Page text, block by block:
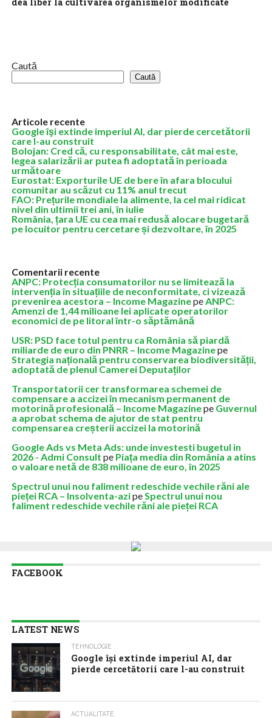
dea liber la cultivarea organismelor modificate
Caută
Caută
Articole recente
Google îşi extinde imperiul AI, dar pierde cercetătorii
care l-au construit
Bolojan: Cred că, cu responsabilitate, cât mai este,
legea salarizării ar putea fi adoptată în perioada
următoare
Eurostat: Exporturile UE de bere în afara blocului
comunitar au scăzut cu 11% anul trecut
FAO: Prețurile mondiale la alimente, la cel mai ridicat
nivel din ultimii trei ani, în iulie
România, țara UE cu cea mai redusă alocare bugetară
pe locuitor pentru cercetare și dezvoltare, în 2025
Comentarii recente
ANPC: Protecția consumatorilor nu se limitează la
intervenția în situațiile de neconformitate, ci vizează
prevenirea acestora – Income MagazinepeANPC:
Amenzi de 1,44 milioane lei aplicate operatorilor
economici de pe litoral într-o săptămână
USR: PSD face totul pentru ca România să piardă
miliarde de euro din PNRR – Income Magazinepe
Strategia națională pentru conservarea biodiversității,
adoptată de plenul Camerei Deputaților
Transportatorii cer transformarea schemei de
compensare a accizei în mecanism permanent de
motorină profesională – Income Magazinepe Guvernul
a aprobat schema de ajutor de stat pentru
compensarea creșterii accizei la motorină
Google Ads vs Meta Ads: unde investesti bugetul in
2026 - Admi Consult pe Piața media din România a atins
o valoare netă de 838 milioane de euro, în 2025
Spectrul unui nou faliment redeschide vechile răni ale
pieței RCA – Insolventa-azipeSpectrul unui nou
faliment redeschide vechile răni ale pieței RCA
FACEBOOK
LATEST NEWS
TEHNOLOGIE
Google îşi extinde imperiul AI, dar
pierde cercetătorii care l-au construit
ACTUALITATE